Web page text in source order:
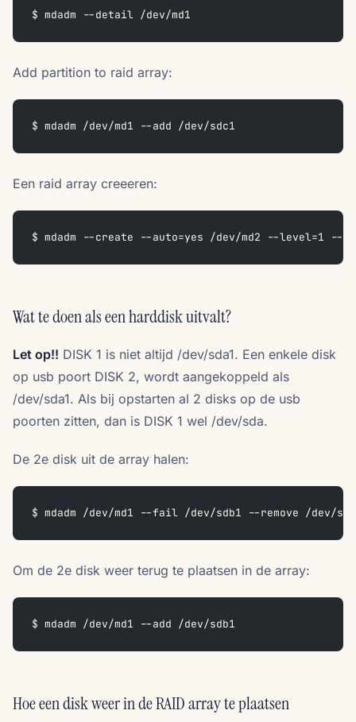
$ mdadm --detail /dev/md1
Add partition to raid array:
$ mdadm /dev/md1 --add /dev/sdc1
Een raid array creeeren:
$ mdadm --create --auto=yes /dev/md2 --level=1 --
Wat te doen als een harddisk uitvalt?
Let op!! DISK 1 is niet altijd /dev/sda1. Een enkele disk
op usb poort DISK 2, wordt aangekoppeld als
/dev/sda1. Als bij opstarten al 2 disks op de usb
poorten zitten, dan is DISK 1 wel /dev/sda.
De 2e disk uit de array halen:
$ mdadm /dev/md1 --fail /dev/sdb1 --remove /dev/
Om de 2e disk weer terug te plaatsen in de array:
$ mdadm /dev/md1 --add /dev/sdb1
Hoe een disk weer in de RAID array te plaatsen